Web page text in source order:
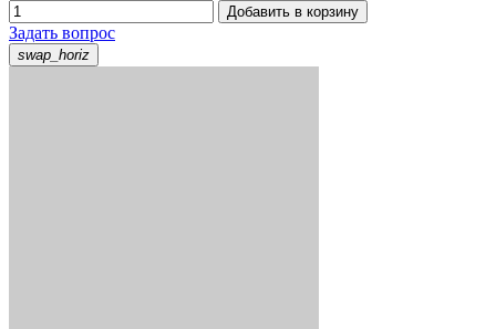
Добавить в корзину
Задать вопрос
swap_horiz